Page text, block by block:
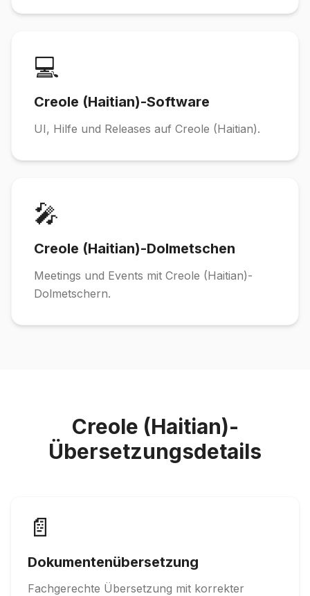
💻
Creole (Haitian)-Software
UI, Hilfe und Releases auf Creole (Haitian).
🎤
Creole (Haitian)-Dolmetschen
Meetings und Events mit Creole (Haitian)-
Dolmetschern.
Creole (Haitian)-
Übersetzungsdetails
📄
Dokumentenübersetzung
Fachgerechte Übersetzung mit korrekter